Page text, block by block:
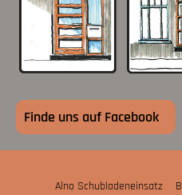
Finde uns auf Facebook
Alno Schubladeneinsatz